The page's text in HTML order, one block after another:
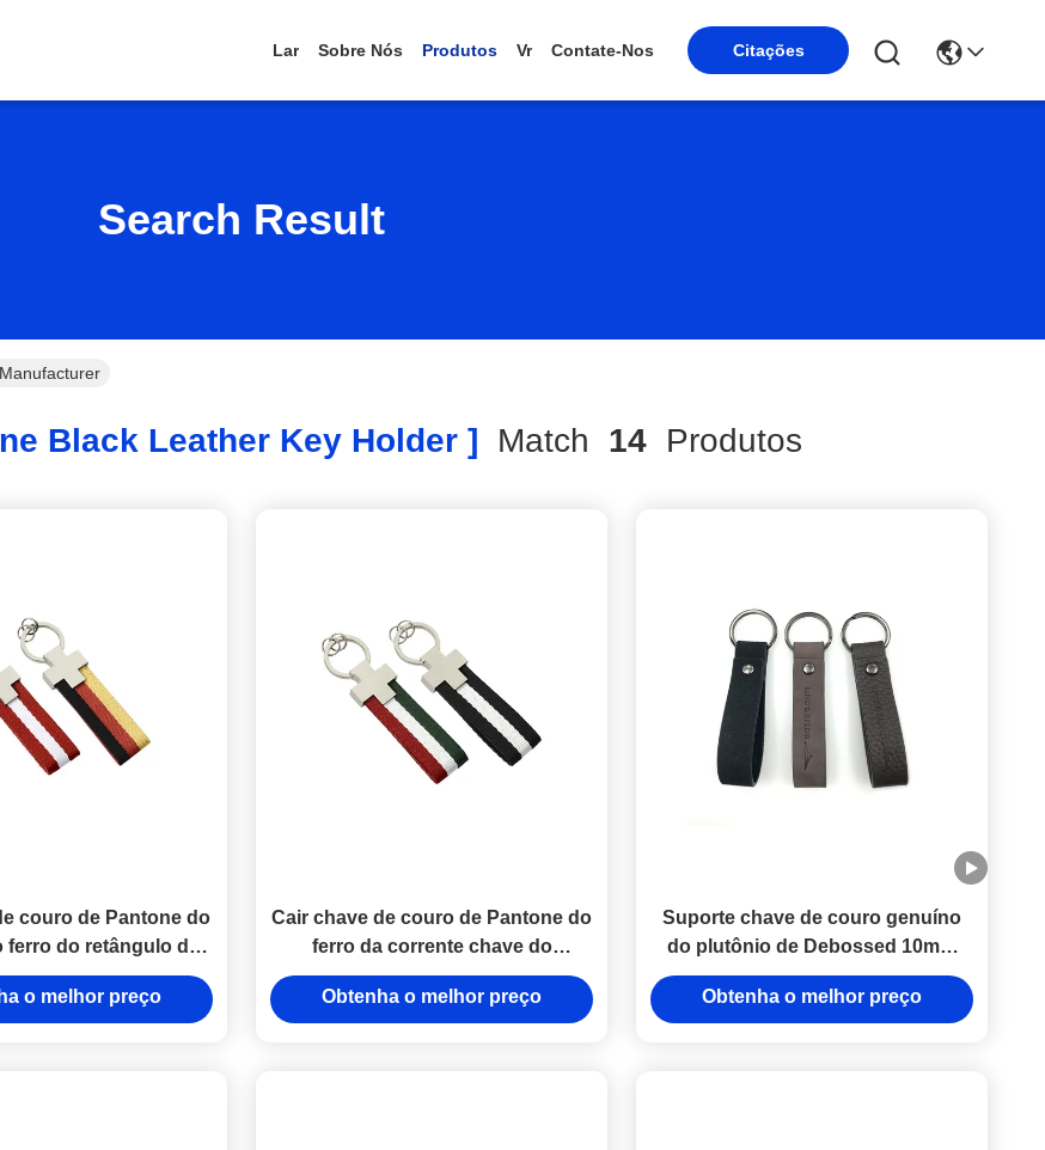
Lar Sobre Nós Produtos Vr Contate-Nos Citações
Search Result
Black Leather Key Holder ] Match 14 Produtos
couro de Pantone do
ferro do retângulo do
correia do Webbing
o melhor preço
Cair chave de couro de Pantone do
ferro da corrente chave do
retângulo do suporte do carro do
Webbing
Obtenha o melhor preço
Suporte chave de couro genuíno
do plutônio de Debossed 10mm
para as chaves personalizadas
Obtenha o melhor preço